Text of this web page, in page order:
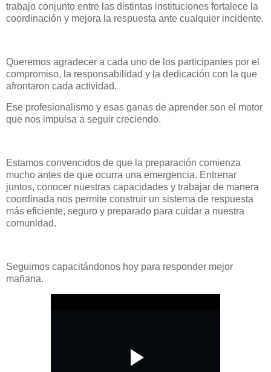
trabajo conjunto entre las distintas instituciones fortalece la
coordinación y mejora la respuesta ante cualquier incidente.
Queremos agradecer a cada uno de los participantes por el
compromiso, la responsabilidad y la dedicación con la que
afrontaron cada actividad.
Ese profesionalismo y esas ganas de aprender son el motor
que nos impulsa a seguir creciendo.
Estamos convencidos de que la preparación comienza
mucho antes de que ocurra una emergencia. Entrenar
juntos, conocer nuestras capacidades y trabajar de manera
coordinada nos permite construir un sistema de respuesta
más eficiente, seguro y preparado para cuidar a nuestra
comunidad.
Seguimos capacitándonos hoy para responder mejor
mañana.